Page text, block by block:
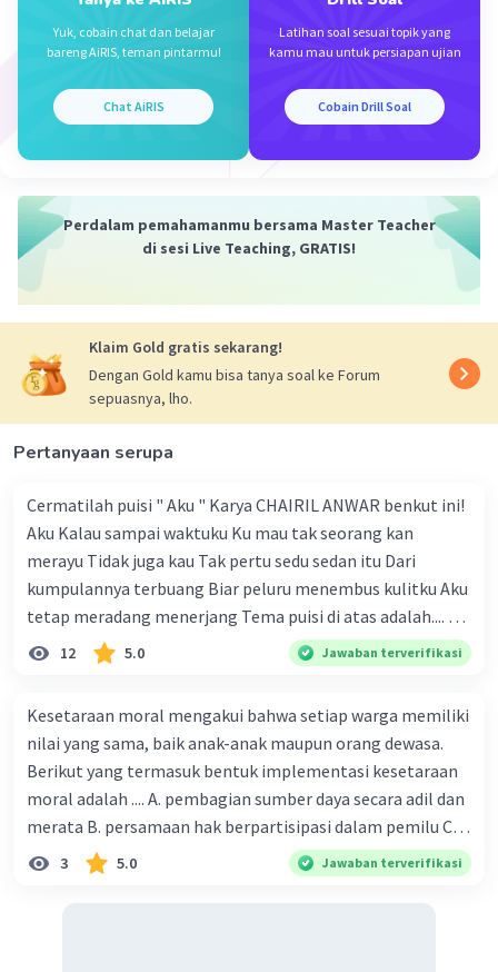
dilaporkan melalui lembaga:
A. BMKG (Badan Meteorologi, Klimatologi, dan
BMKG adalah lembaga pemerintah di Indonesia
yang bertanggung jawab atas pengamatan dan
pemantauan kondisi meteorologi, klimatologi,
satu tugasnya adalah memantau curah hujan dan
menyediakan data serta informasi terkait
kondisi cuaca dan iklim kepada masyarakat. Oleh
Yuk, cobain chat dan belajar
bareng AiRIS, teman pintarmu!
Chat AiRIS
Latihan soal sesuai topik yang
kamu mau untuk persiapan ujian
Cobain Drill Soal
Perdalam pemahamanmu bersama Master Teacher
di sesi Live Teaching, GRATIS!
Klaim Gold gratis sekarang!
Dengan Gold kamu bisa tanya soal ke Forum
sepuasnya, lho.
Pertanyaan serupa
Cermatilah puisi " Aku " Karya CHAIRIL ANWAR benkut ini!
Aku Kalau sampai waktuku Ku mau tak seorang kan
merayu Tidak juga kau Tak pertu sedu sedan itu Dari
kumpulannya terbuang Biar peluru menembus kulitku Aku
tetap meradang menerjang Tema puisi di atas adalah.... A.
ketekunan dan kemauan seseorang dalam
memperjuangan hak dirinya B. kemauan untuk hidup
mendapatkan cinta sejati D. seseorang yang tidak mau
diganggu oleh siapapun E. kepasrahan kepada keadaan
yang sedang terjadi
12 5.0 Jawaban terverifikasi
Kesetaraan moral mengakui bahwa setiap warga memiliki
nilai yang sama, baik anak-anak maupun orang dewasa.
Berikut yang termasuk bentuk implementasi kesetaraan
moral adalah .... A. pembagian sumber daya secara adil dan
merata B. persamaan hak berpartisipasi dalam pemilu C.
menghargai pendapat orang lain D. menerapkan hukum
secara adil E. merendahkan status orang lain
3 5.0 Jawaban terverifikasi